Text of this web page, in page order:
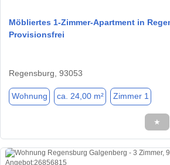
Möbliertes 1-Zimmer-Apartment in
Provisionsfrei
Regensburg, 93053
Wohnung ca. 24,00 m² Zimmer 1
★